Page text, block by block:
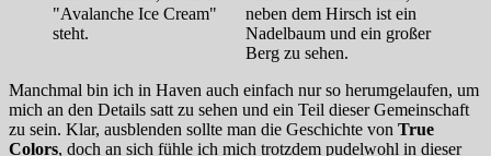
Manchmal bin ich in Haven auch einfach nur so herumgelaufen, um
mich an den Details satt zu sehen und ein Teil dieser Gemeinschaft
zu sein. Klar, ausblenden sollte man die Geschichte von True
Colors, doch an sich fühle ich mich trotzdem pudelwohl in dieser